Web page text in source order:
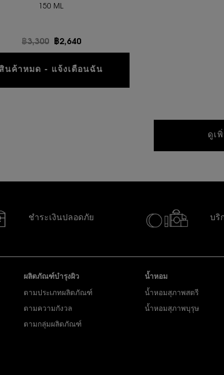
150 ML
ราคาเก่า
฿3,300 ราคาใหม่
฿2,640
สินค้าหมด - แจ้งเตือนฉัน
ดูเ
ชำระเงินปลอดภัย บริ
ผลิตภัณฑ์บำรุงผิว
ตามประเภทผลิตภัณฑ์
ตามความกังวล
ตามกลุ่มผลิตภัณฑ์
น้ำหอม
น้ำหอมสุภาพสตรี
น้ำหอมสุภาพบุรุษ